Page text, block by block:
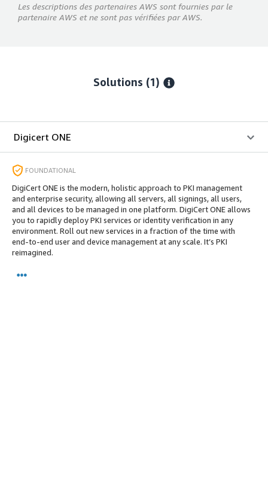
Les descriptions des partenaires AWS sont fournies par le
partenaire AWS et ne sont pas vérifiées par AWS.
Solutions (1)
Digicert ONE
FOUNDATIONAL
DigiCert ONE is the modern, holistic approach to PKI management
and enterprise security, allowing all servers, all signings, all users,
and all devices to be managed in one platform. DigiCert ONE allows
you to rapidly deploy PKI services or identity verification in any
environment. Roll out new services in a fraction of the time with
end-to-end user and device management at any scale. It’s PKI
reimagined.